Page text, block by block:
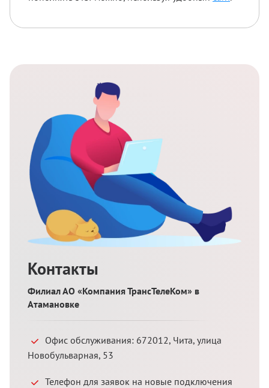
Контакты
Филиал АО «Компания ТрансТелеКом» в
Атамановке
Офис обслуживания: 672012, Чита, улица
Новобульварная, 53
Телефон для заявок на новые подключения